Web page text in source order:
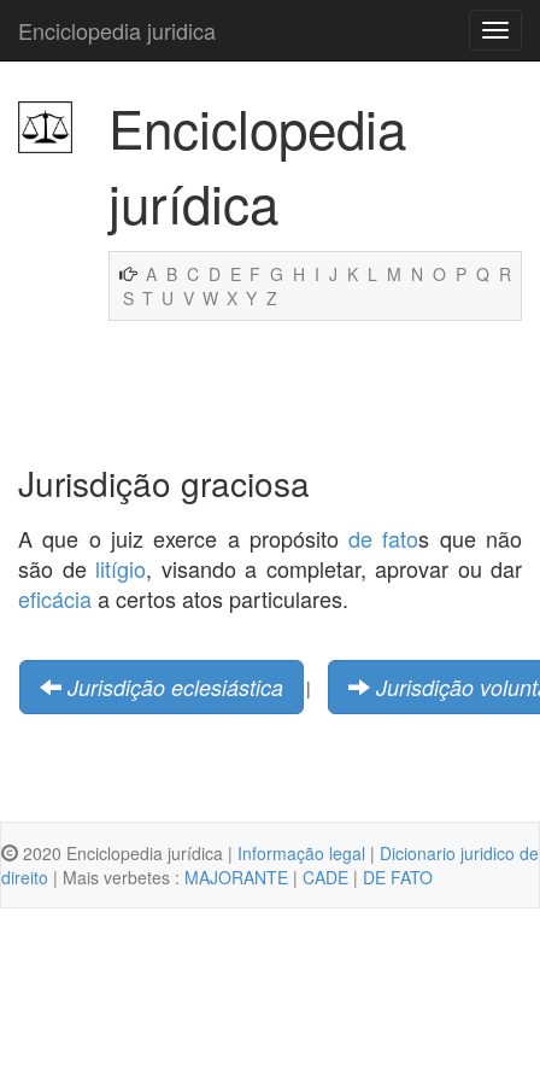
Enciclopedia juridica
Enciclopedia
jurídica
A B C D E F G H I J K L M N O P Q R
S T U V W X Y Z
Jurisdição graciosa
A que o juiz exerce a propósitode fatos que não
são de litígio, visando a completar, aprovar ou dar
eficáciaa certos atos particulares.
Jurisdição eclesiástica | Jurisdição
2020 Enciclopedia jurídica | Informação legal | Dicionario juridico de
direito | Mais verbetes : MAJORANTE | CADE | DE FATO